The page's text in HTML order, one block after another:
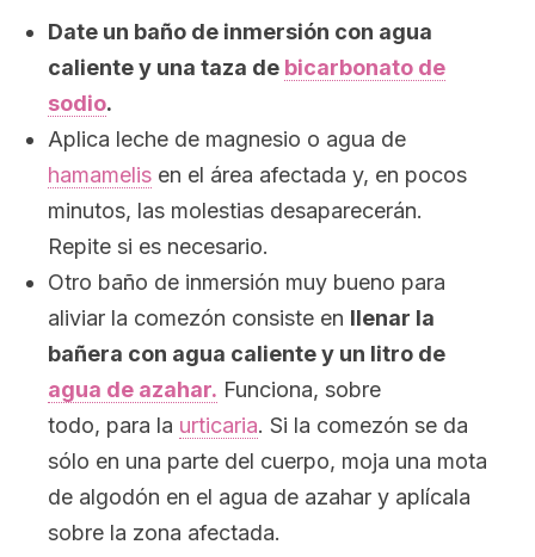
Date un baño de inmersión con agua
caliente y una taza de bicarbonato de
sodio.
Aplica leche de magnesio o agua de
hamamelis en el área afectada y, en pocos
minutos, las molestias desaparecerán.
Repite si es necesario.
Otro baño de inmersión muy bueno para
aliviar la comezón consiste en llenar la
bañera con agua caliente y un litro de
agua de azahar. Funciona, sobre
todo, para la urticaria. Si la comezón se da
sólo en una parte del cuerpo, moja una mota
de algodón en el agua de azahar y aplícala
sobre la zona afectada.